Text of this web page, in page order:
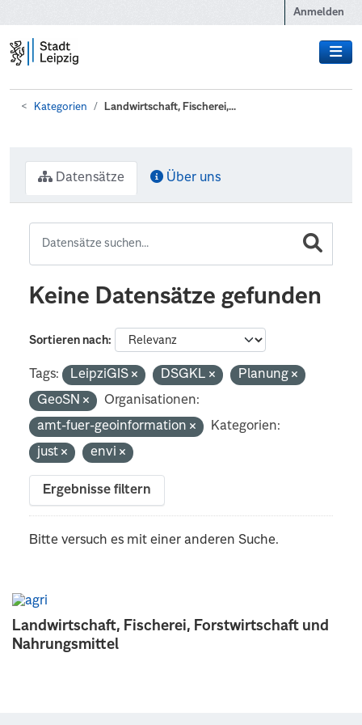
Anmelden
Kategorien Landwirtschaft, Fischerei,...
Landwirtschaft, Fischerei, Forstwirtschaft und
Nahrungsmittel
Datensätze Über uns
Keine Datensätze gefunden
Sortieren nach
Tags: LeipziGIS DSGKL
Planung
GeoSN
Organisationen:
amt-fuer-geoinformation
Kategorien:
just
envi
Ergebnisse filtern
Bitte versuch es mit einer anderen Suche.